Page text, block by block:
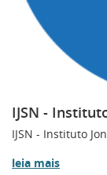
IJSN -
IJSN - Instituto
leia mais